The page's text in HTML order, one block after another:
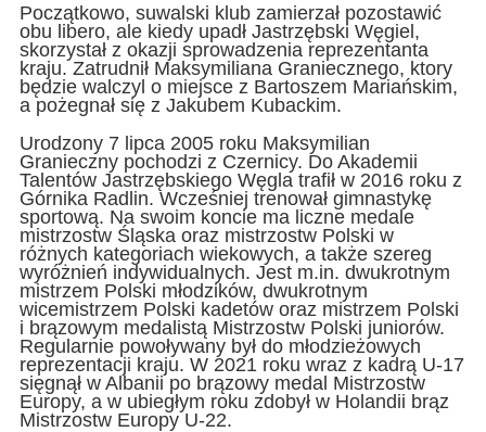
Początkowo, suwalski klub zamierzał pozostawić
obu libero, ale kiedy upadł Jastrzębski Węgiel,
skorzystał z okazji sprowadzenia reprezentanta
kraju. Zatrudnił Maksymiliana Graniecznego, ktory
będzie walczyl o miejsce z Bartoszem Mariańskim,
a pożegnał się z Jakubem Kubackim.
Urodzony 7 lipca 2005 roku Maksymilian
Granieczny pochodzi z Czernicy. Do Akademii
Talentów Jastrzębskiego Węgla trafił w 2016 roku z
Górnika Radlin. Wcześniej trenował gimnastykę
sportową. Na swoim koncie ma liczne medale
mistrzostw Śląska oraz mistrzostw Polski w
różnych kategoriach wiekowych, a także szereg
wyróżnień indywidualnych. Jest m.in. dwukrotnym
mistrzem Polski młodzików, dwukrotnym
wicemistrzem Polski kadetów oraz mistrzem Polski
i brązowym medalistą Mistrzostw Polski juniorów.
Regularnie powoływany był do młodzieżowych
reprezentacji kraju. W 2021 roku wraz z kadrą U-17
sięgnął w Albanii po brązowy medal Mistrzostw
Europy, a w ubiegłym roku zdobył w Holandii brąz
Mistrzostw Europy U-22.